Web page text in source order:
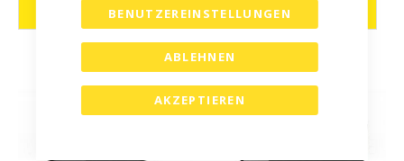
AKZEPTIEREN
BENUTZEREINSTELLUNGEN
ABLEHNEN